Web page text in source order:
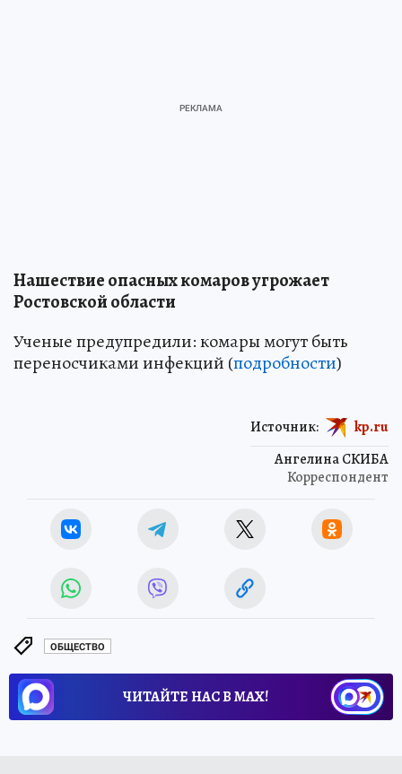
Нашествие опасных комаров угрожает
Ростовской области
Ученые предупредили: комары могут быть
переносчиками инфекций (подробности)
Ангелина СКИБА
Корреспондент
Источник: kp.ru
ОБЩЕСТВО
ЧИТАЙТЕ НАС В МАХ!